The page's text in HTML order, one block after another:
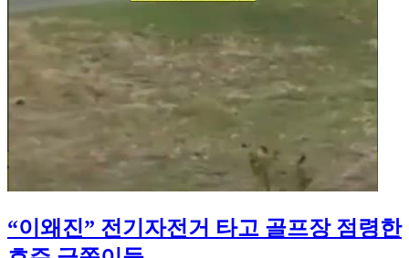
“이왜진” 전기자전거 타고 골프장 점령한